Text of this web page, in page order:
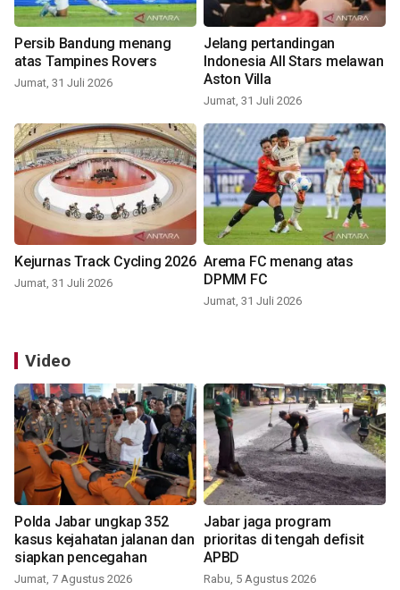
Persib Bandung menang
atas Tampines Rovers
Jumat, 31 Juli 2026
Jelang pertandingan
Indonesia All Stars melawan
Aston Villa
Jumat, 31 Juli 2026
Kejurnas Track Cycling 2026
Jumat, 31 Juli 2026
Arema FC menang atas
DPMM FC
Jumat, 31 Juli 2026
Video
Polda Jabar ungkap 352
kasus kejahatan jalanan dan
siapkan pencegahan
Jumat, 7 Agustus 2026
Jabar jaga program
prioritas di tengah defisit
APBD
Rabu, 5 Agustus 2026